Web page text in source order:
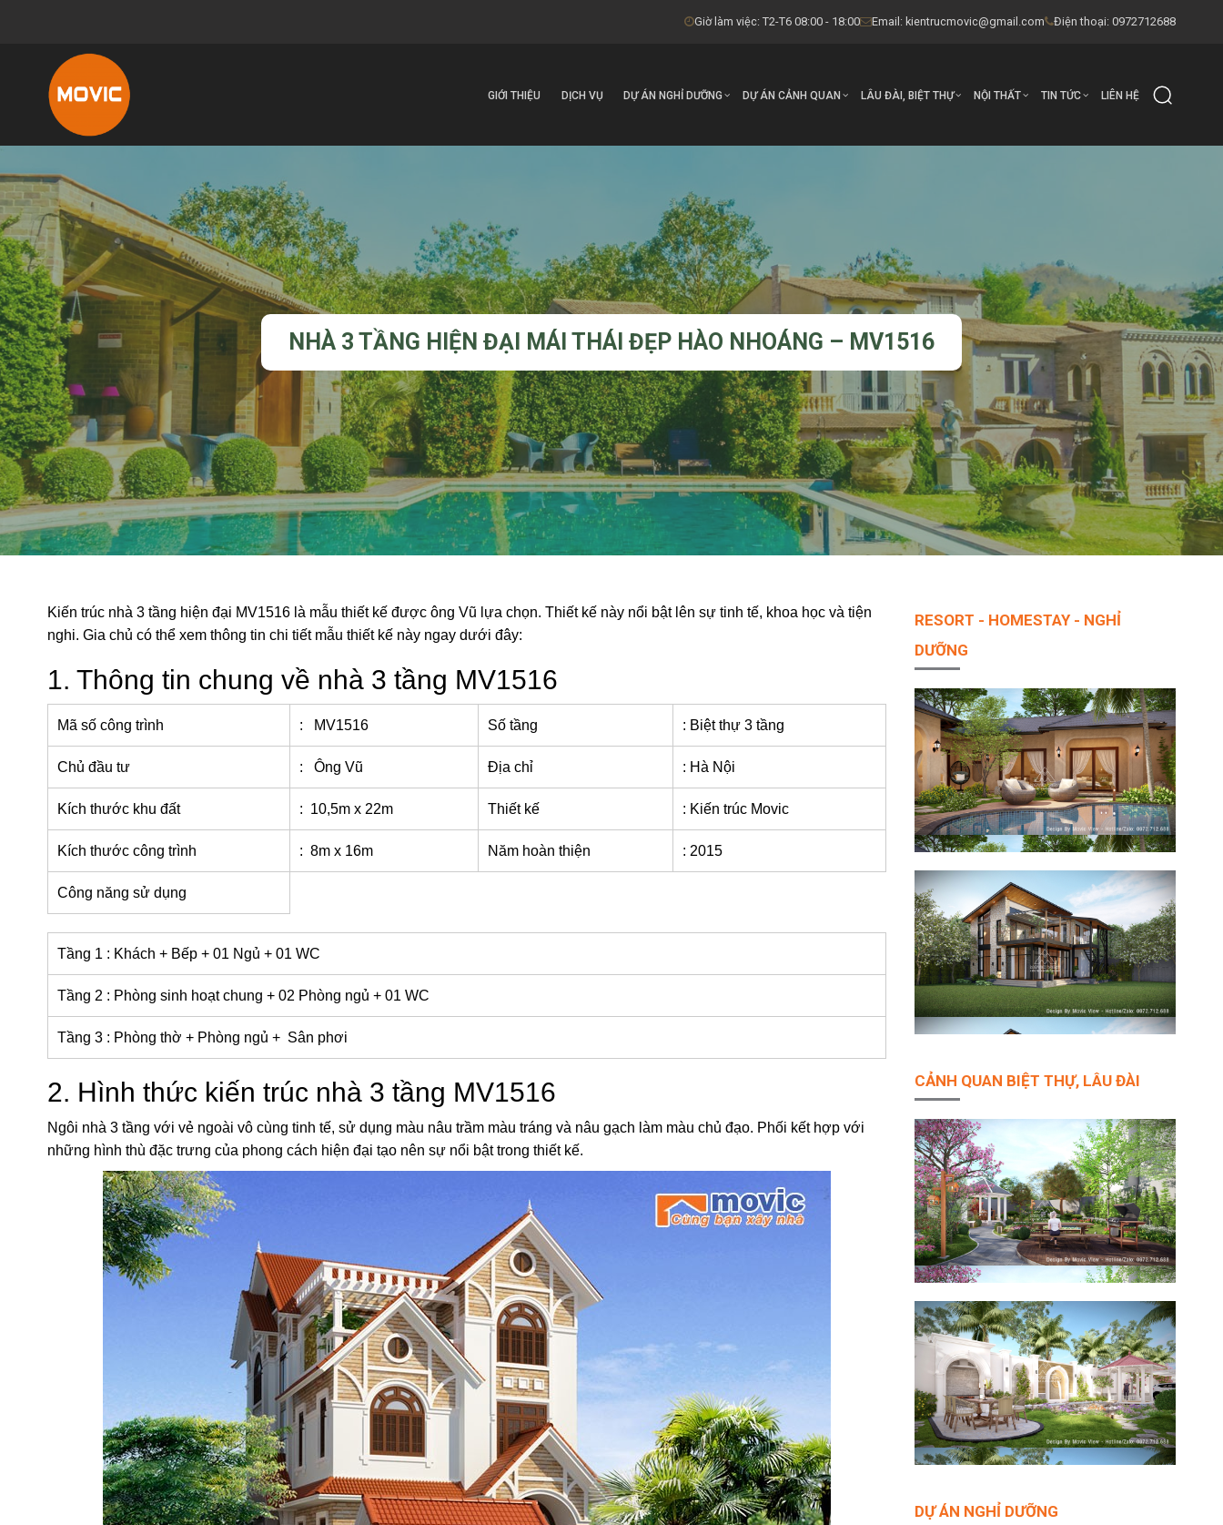
Giờ làm việc: T2-T6 08:00 - 18:00 Email: kientrucmovic@gmail.com Điện thoại: 0972712688
GIỚI THIỆU DỊCH VỤ DỰ ÁN NGHỈ DƯỠNG DỰ ÁN CẢNH QUAN LÂU ĐÀI, BIỆT THỰ NỘI THẤT TIN TỨC LIÊN HỆ
NHÀ 3 TẦNG HIỆN ĐẠI MÁI THÁI ĐẸP HÀO NHOÁNG – MV1516
Kiến trúc nhà 3 tầng hiện đại MV1516 là mẫu thiết kế được ông Vũ lựa chọn. Thiết kế này nổi bật lên sự tinh tế, khoa học và tiện
nghi. Gia chủ có thể xem thông tin chi tiết mẫu thiết kế này ngay dưới đây:
1. Thông tin chung về nhà 3 tầng MV1516
Mã số công trình : MV1516 Số tầng : Biệt thự 3 tầng
Chủ đầu tư : Ông Vũ Địa chỉ : Hà Nội
Kích thước khu đất : 10,5m x 22m Thiết kế : Kiến trúc Movic
Kích thước công trình : 8m x 16m Năm hoàn thiện : 2015
Công năng sử dụng
Tầng 1 : Khách + Bếp + 01 Ngủ + 01 WC
Tầng 2 : Phòng sinh hoạt chung + 02 Phòng ngủ + 01 WC
Tầng 3 : Phòng thờ + Phòng ngủ + Sân phơi
2. Hình thức kiến trúc nhà 3 tầng MV1516
Ngôi nhà 3 tầng với vẻ ngoài vô cùng tinh tế, sử dụng màu nâu trầm màu tráng và nâu gạch làm màu chủ đạo. Phối kết hợp với
những hình thù đặc trưng của phong cách hiện đại tạo nên sự nổi bật trong thiết kế.
RESORT - HOMESTAY - NGHỈ
DƯỠNG
CẢNH QUAN BIỆT THỰ, LÂU ĐÀI
DỰ ÁN NGHỈ DƯỠNG